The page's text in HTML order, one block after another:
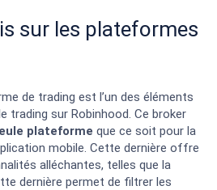
sur les plateformes
de trading est l’un des éléments
trading sur Robinhood. Ce broker
plateforme que ce soit pour la
mobile. Cette dernière offre
alléchantes, telles que la
dernière permet de filtrer les